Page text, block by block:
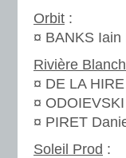
Orbit :
¤ BANKS Iain
Rivière
¤ DE LA
¤
¤ PIRET
Soleil Prod :